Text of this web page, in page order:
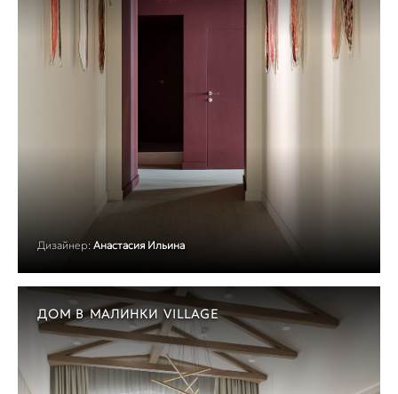
Дизайнер: Анастасия Ильина
ДОМ В МАЛИНКИ VILLAGE